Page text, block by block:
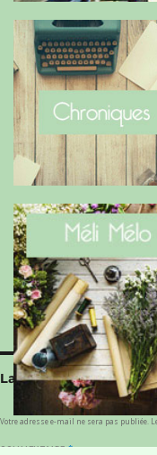
Laisser un
Votre adresse e-mail ne sera pas publiée.
COMMENTAIRE*